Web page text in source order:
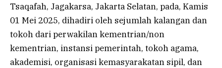
Tsaqafah, Jagakarsa, Jakarta Selatan, pada, Kamis
01 Mei 2025, dihadiri oleh sejumlah kalangan dan
tokoh dari perwakilan kementrian/non
kementrian, instansi pemerintah, tokoh agama,
akademisi, organisasi kemasyarakatan sipil, dan